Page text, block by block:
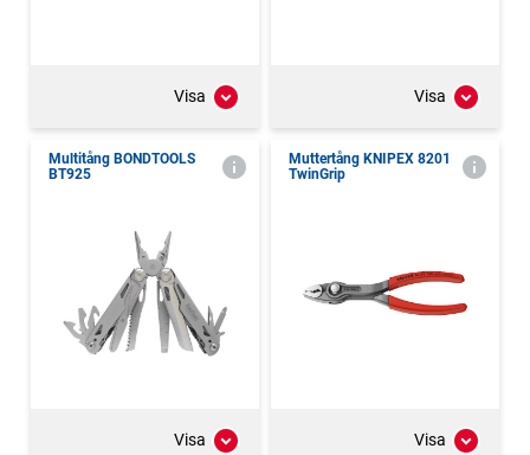
Visa Visa
Multitång BONDTOOLS
BT925
Visa
Muttertång KNIPEX 8201
TwinGrip
Visa